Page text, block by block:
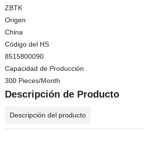
ZBTK
Origen
China
Código del HS
8515800090
Capacidad de Producción
300 Pieces/Month
Descripción de Producto
Descripción del producto